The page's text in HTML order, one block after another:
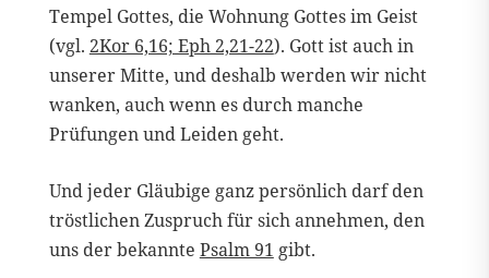
Tempel Gottes, die Wohnung Gottes im Geist
(vgl. 2Kor 6,16; Eph 2,21-22). Gott ist auch in
unserer Mitte, und deshalb werden wir nicht
wanken, auch wenn es durch manche
Prüfungen und Leiden geht.
Und jeder Gläubige ganz persönlich darf den
tröstlichen Zuspruch für sich annehmen, den
uns der bekannte Psalm 91 gibt.